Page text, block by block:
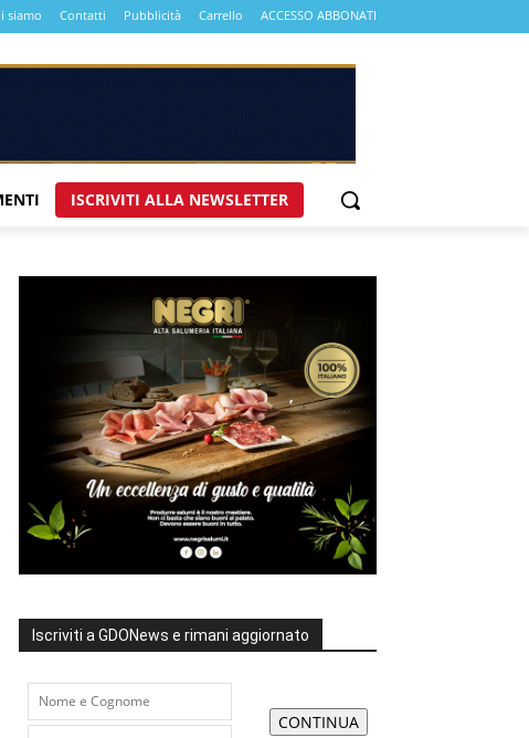
siamo Contatti Pubblicità Carrello ACCESSO ABBONATI
ISCRIVITI ALLA NEWSLETTER
Iscriviti a GDONews e rimani aggiornato